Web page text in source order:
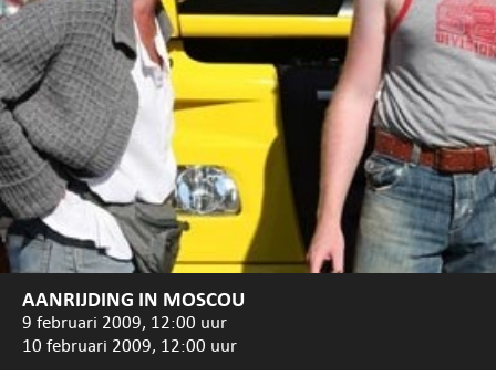
AANRIJDING IN MOSCOU
9 februari 2009, 12:00 uur
10 februari 2009, 12:00 uur